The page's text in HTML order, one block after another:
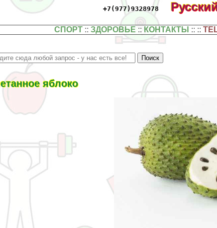
+7(977)9328978
СПОРТ ::ЗДОРОВЬЕ :: КОНТАКТЫ :: ::
яблоко